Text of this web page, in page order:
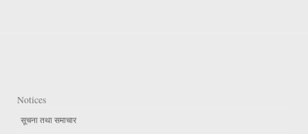
Notices
सूचना तथा समाचार